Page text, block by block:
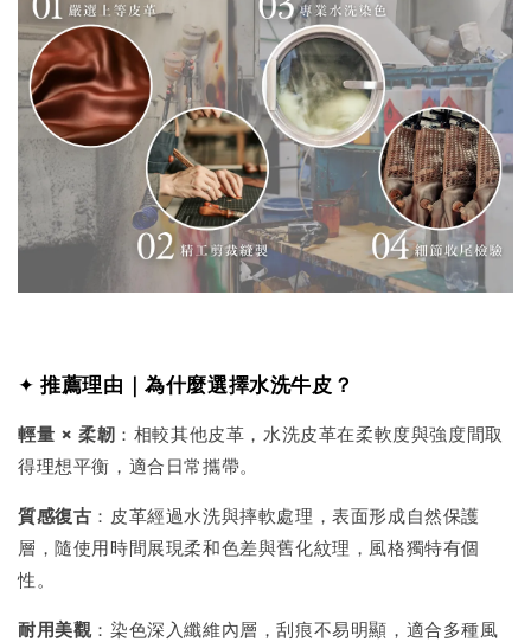
✦ 推薦理由｜為什麼選擇水洗牛皮？
輕量 × 柔韌 ：相較其他皮革，水洗皮革在柔軟度與強度間取
得理想平衡，適合日常攜帶。
質感復古 ：皮革經過水洗與摔軟處理，表面形成自然保護
層，隨使用時間展現柔和色差與舊化紋理，風格獨特有個
性。
耐用美觀：染色深入纖維內層，刮痕不易明顯，適合多種風